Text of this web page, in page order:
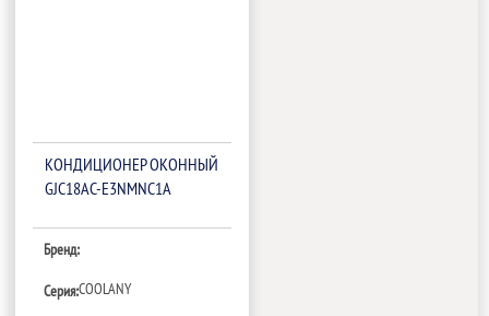
КОНДИЦИОНЕР ОКОННЫЙ
GJC18AC-E3NMNC1A
Бренд:
Серия:COOLANY